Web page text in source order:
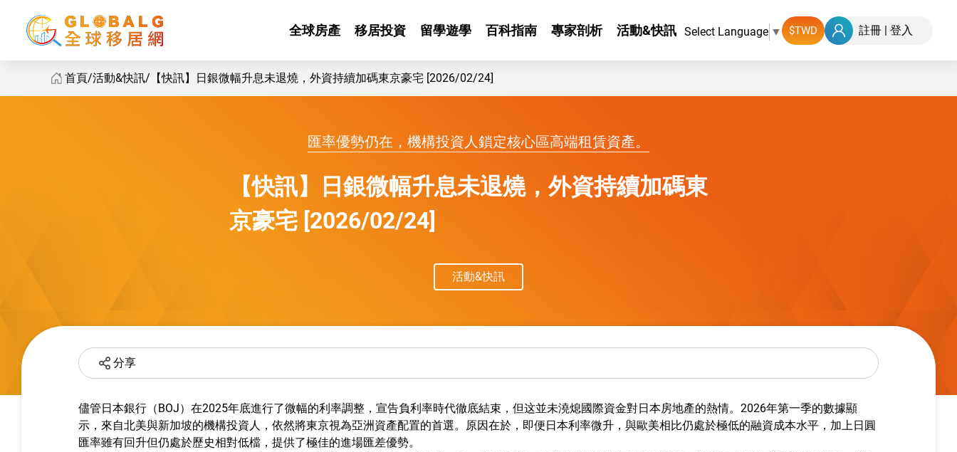
全球房產 移居投資 留學遊學 百科指南 專家剖析 活動&快訊 Select Language ▼ 註冊 |登入
首頁 活動&快訊
【快訊】日銀微幅升息未退燒，外資持續加碼東京豪宅 [2026/02/24]
匯率優勢仍在，機構投資人鎖定核心區高端租賃資產。
【快訊】日銀微幅升息未退燒，外資持續加碼東
京豪宅 [2026/02/24]
活動&快訊
分享
儘管日本銀行（BOJ）在2025年底進行了微幅的利率調整，宣告負利率時代徹底結束，但这並未澆熄國際資金對日本房地產的熱情。2026年第一季的數據顯
示，來自北美與新加坡的機構投資人，依然將東京視為亞洲資產配置的首選。原因在於，即便日本利率微升，與歐美相比仍處於極低的融資成本水平，加上日圓
匯率雖有回升但仍處於歷史相對低檔，提供了極佳的進場匯差優勢。